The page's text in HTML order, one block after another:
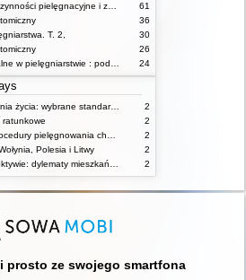
61
36
T. 2,
30
26
24
Stany zagrożenia życia: wybrane standardy opieki i procedury postępowania pielęgniarskiego
2
ratunkowe
2
2
Polesia i Litwy
2
2
prosto ze swojego smartfona